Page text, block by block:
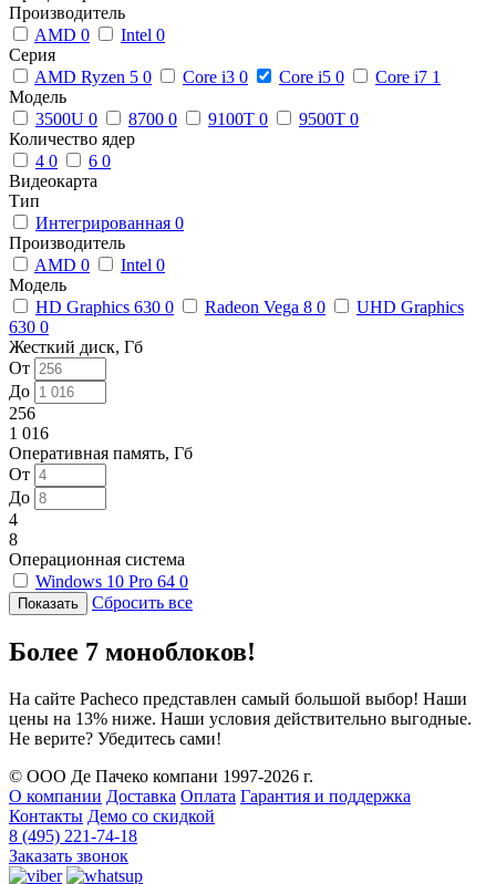
Производитель
AMD 0 Intel 0
Серия
AMD Ryzen 5 0 Core i3 0 Core i5 0 Core i7 1
Модель
3500U 0 8700 0 9100T 0 9500T 0
Количество ядер
4 0 6 0
Видеокарта
Тип
Интегрированная 0
Производитель
AMD 0 Intel 0
Модель
HD Graphics 630 0 Radeon Vega 8 0
UHD Graphics
630 0
Жесткий диск, Гб
От
До
256
1 016
Оперативная память, Гб
От
До
4
8
Операционная система
Windows 10 Pro 64 0
Сбросить все
Более 7 моноблоков!
На сайте Pacheco представлен самый большой выбор! Наши
цены на 13% ниже. Наши условия действительно выгодные.
Не верите? Убедитесь сами!
© ООО Де Пачеко компани 1997-2026 г.
О компании Доставка Оплата Гарантия и поддержка
Контакты Демо со скидкой
8 (495) 221-74-18
Заказать звонок